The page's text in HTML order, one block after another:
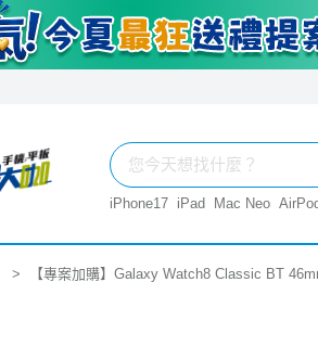
iPhone17 iPad Mac Neo
【專案加購】Galaxy Watch8 Classic BT